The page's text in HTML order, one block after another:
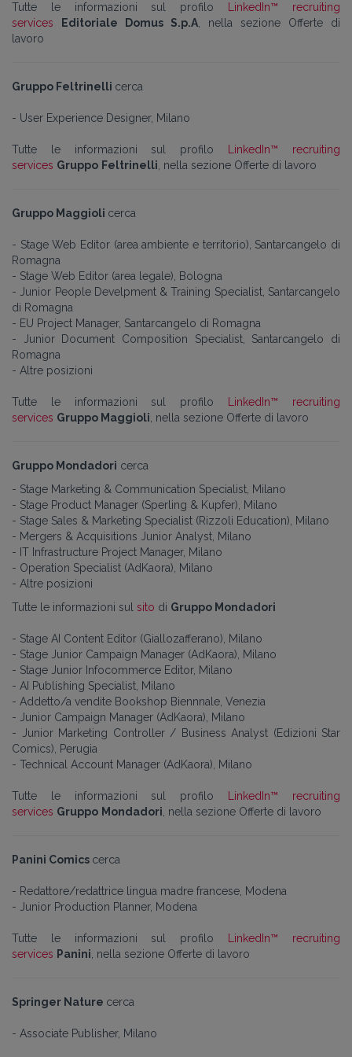
Tutte le informazioni sul profilo
LinkedIn™ recruiting
services
Editoriale Domus S.p.A , nella sezione Offerte di
lavoro
Gruppo Feltrinelli cerca
- User Experience Designer, Milano
Tutte le informazioni sul profilo
LinkedIn™ recruiting
services Gruppo Feltrinelli , nella sezione Offerte di lavoro
Gruppo Maggioli cerca
- Stage Web Editor (area ambiente e territorio), Santarcangelo di
Romagna
- Stage Web Editor (area legale), Bologna
- Junior People Develpment & Training Specialist, Santarcangelo
di Romagna
- EU Project Manager, Santarcangelo di Romagna
- Junior Document Composition Specialist, Santarcangelo di
Romagna
- Altre posizioni
Tutte le informazioni sul profilo
LinkedIn™ recruiting
services Gruppo Maggioli , nella sezione Offerte di lavoro
Gruppo Mondadori cerca
- Stage Marketing & Communication Specialist, Milano
- Stage Product Manager (Sperling & Kupfer), Milano
- Stage Sales & Marketing Specialist (Rizzoli Education), Milano
- Mergers & Acquisitions Junior Analyst, Milano
- IT Infrastructure Project Manager, Milano
- Operation Specialist (AdKaora), Milano
- Altre posizioni
Tutte le informazioni sul sito di Gruppo Mondadori
- Stage AI Content Editor (Giallozafferano), Milano
- Stage Junior Campaign Manager (AdKaora), Milano
- Stage Junior Infocommerce Editor, Milano
- AI Publishing Specialist, Milano
- Addetto/a vendite Bookshop Biennnale, Venezia
- Junior Campaign Manager (AdKaora), Milano
- Junior Marketing Controller / Business Analyst (Edizioni Star
Comics), Perugia
- Technical Account Manager (AdKaora), Milano
Tutte le informazioni sul profilo
LinkedIn™ recruiting
services Gruppo Mondadori , nella sezione Offerte di lavoro
Panini Comics cerca
- Redattore/redattrice lingua madre francese, Modena
- Junior Production Planner, Modena
Tutte le informazioni sul profilo
LinkedIn™ recruiting
services Panini , nella sezione Offerte di lavoro
Springer Nature cerca
- Associate Publisher, Milano